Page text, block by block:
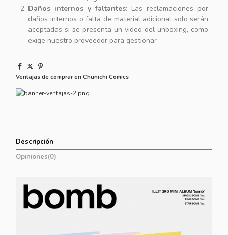
Daños internos y faltantes: Las reclamaciones por
daños internos o falta de material adicional solo serán
aceptadas si se presenta un video del unboxing, como
exige nuestro proveedor para gestionar
Ventajas de comprar en Chunichi Comics
Descripción
Opiniones(0)